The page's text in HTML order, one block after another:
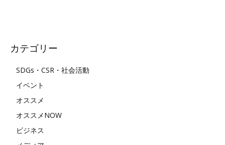
カテゴリー
SDGs・CSR・社会活動
イベント
オススメ
オススメNOW
ビジネス